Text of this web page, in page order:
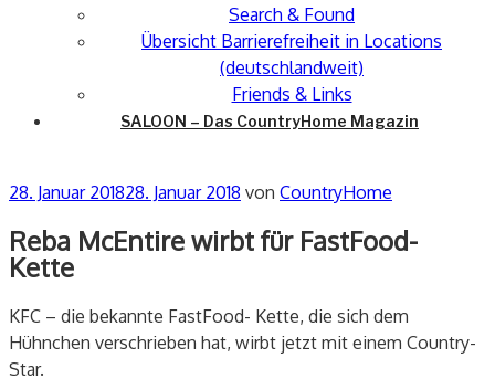
Search & Found
Übersicht Barrierefreiheit in Locations
(deutschlandweit)
Friends & Links
SALOON – Das CountryHome Magazin
Veröffentlicht
28. Januar 201828. Januar 2018 von CountryHome
Reba McEntire wirbt für FastFood-
Kette
KFC – die bekannte FastFood- Kette, die sich dem
Hühnchen verschrieben hat, wirbt jetzt mit einem Country-
Star.